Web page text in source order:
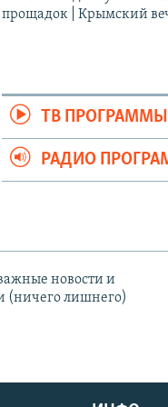
прощадок | Крымский
ТВ ПРОГРАММЫ
РАДИО
новости и
(ничего лишнего)